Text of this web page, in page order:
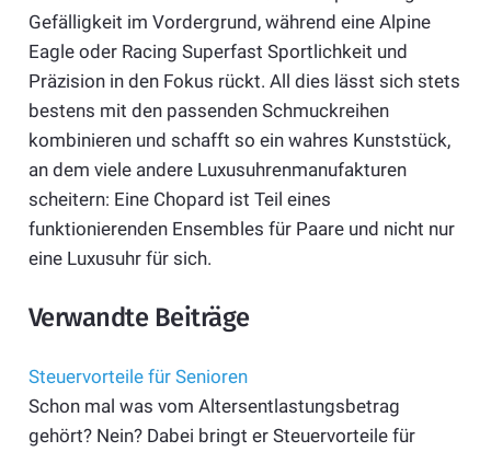
Gefälligkeit im Vordergrund, während eine Alpine
Eagle oder Racing Superfast Sportlichkeit und
Präzision in den Fokus rückt. All dies lässt sich stets
bestens mit den passenden Schmuckreihen
kombinieren und schafft so ein wahres Kunststück,
an dem viele andere Luxusuhrenmanufakturen
scheitern: Eine Chopard ist Teil eines
funktionierenden Ensembles für Paare und nicht nur
eine Luxusuhr für sich.
Verwandte Beiträge
Steuervorteile für Senioren
Schon mal was vom Altersentlastungsbetrag
gehört? Nein? Dabei bringt er Steuer­vorteile für